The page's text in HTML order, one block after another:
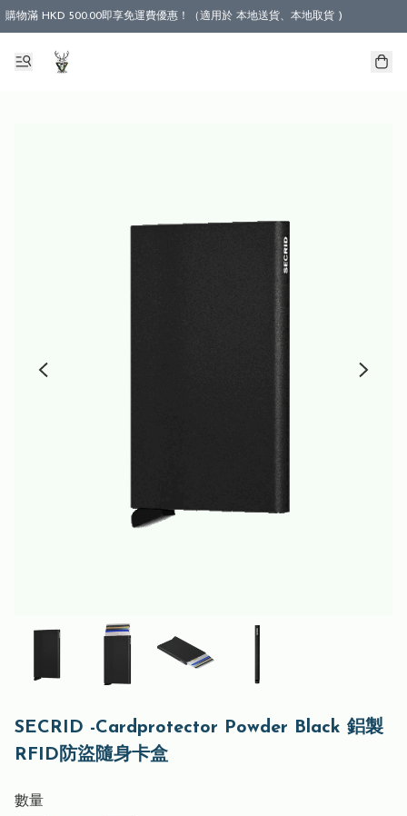
購物滿 HKD 500.00即享免運費優惠！（適用於 本地送貨、本地取貨 )
SECRID -Cardprotector Powder Black 鋁製
RFID防盜隨身卡盒
數量